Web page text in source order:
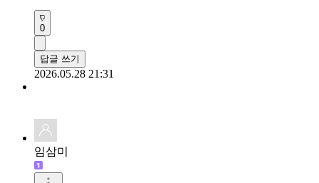
0
답글 쓰기
2026.05.28 21:31
임삼미